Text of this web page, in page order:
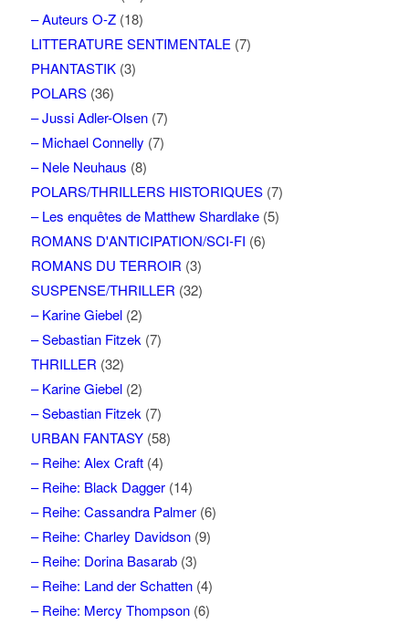
– Auteurs O-Z(18)
LITTERATURE SENTIMENTALE(7)
PHANTASTIK(3)
POLARS(36)
– Jussi Adler-Olsen(7)
– Michael Connelly (7)
– Nele Neuhaus (8)
POLARS/THRILLERS HISTORIQUES(7)
– Les enquêtes de Matthew Shardlake(5)
ROMANS D'ANTICIPATION/SCI-FI (6)
ROMANS DU TERROIR (3)
SUSPENSE/THRILLER (32)
– Karine Giebel(2)
– Sebastian Fitzek(7)
THRILLER (32)
– Karine Giebel(2)
– Sebastian Fitzek(7)
URBAN FANTASY(58)
– Reihe: Alex Craft(4)
– Reihe: Black Dagger(14)
– Reihe: Cassandra Palmer(6)
– Reihe: Charley Davidson(9)
– Reihe: Dorina Basarab(3)
– Reihe: Land der Schatten(4)
– Reihe: Mercy Thompson(6)